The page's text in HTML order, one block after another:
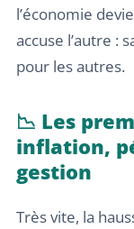
l’économie
accuse l’autre :
pour les autres.
📉 Les
inflation,
gestion
Très vite, la